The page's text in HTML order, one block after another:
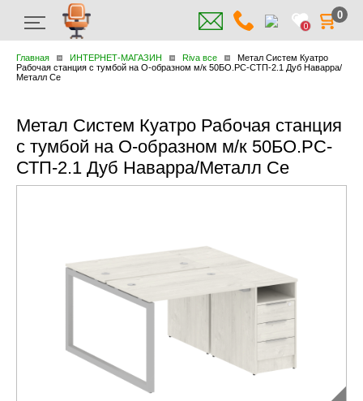
0
0
Главная ИНТЕРНЕТ-МАГАЗИН Riva все
Метал Систем Куатро
Рабочая станция с тумбой на О-образном м/к 50БО.РС-СТП-2.1 Дуб Наварра/
Металл Се
Метал Систем Куатро Рабочая станция
с тумбой на О-образном м/к 50БО.РС-
СТП-2.1 Дуб Наварра/Металл Се